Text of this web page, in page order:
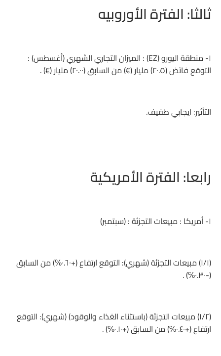
ثالثا: الفترة الأوروبيه
١- منطقة اليورو (EZ) : الميزان التجاري الشهري (أغسطس) :
التوقع فائض (٢٠.٥) مليار (€) من السابق (٢٠.٠٠) مليار (€) .
التأثير: ايجابي طفيف.
رابعا: الفترة الأمريكية
١- أمريكا : مبيعات التجزئة : (سبتمبر)
(١/١) مبيعات التجزئة (شهري): التوقع ارتفاع (+٠.٦٠℅) من السابق
(-٠.٣٠℅) .
(١/٢) مبيعات التجزئة (باستثناء الغذاء والوقود) (شهري): التوقع
ارتفاع (+٠.٤٠℅) من السابق (+٠.١٠℅) .